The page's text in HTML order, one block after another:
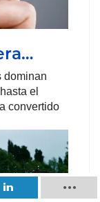
dominan
el
convertido